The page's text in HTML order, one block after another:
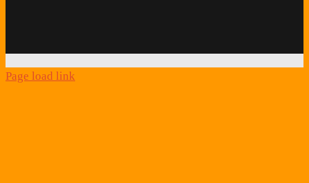
Page load link